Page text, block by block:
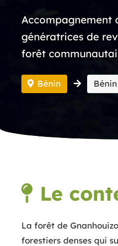
Accompagnement
génératrices de
forêt
Bénin
Le
La forêt de
forestiers denses qui